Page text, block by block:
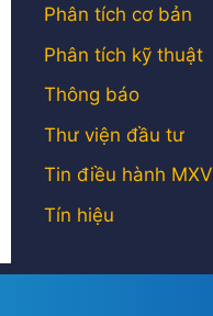
Phân tích cơ bản
Phân tích kỹ thuật
Thông báo
Thư viện đầu tư
Tin điều hành MXV
Tín hiệu